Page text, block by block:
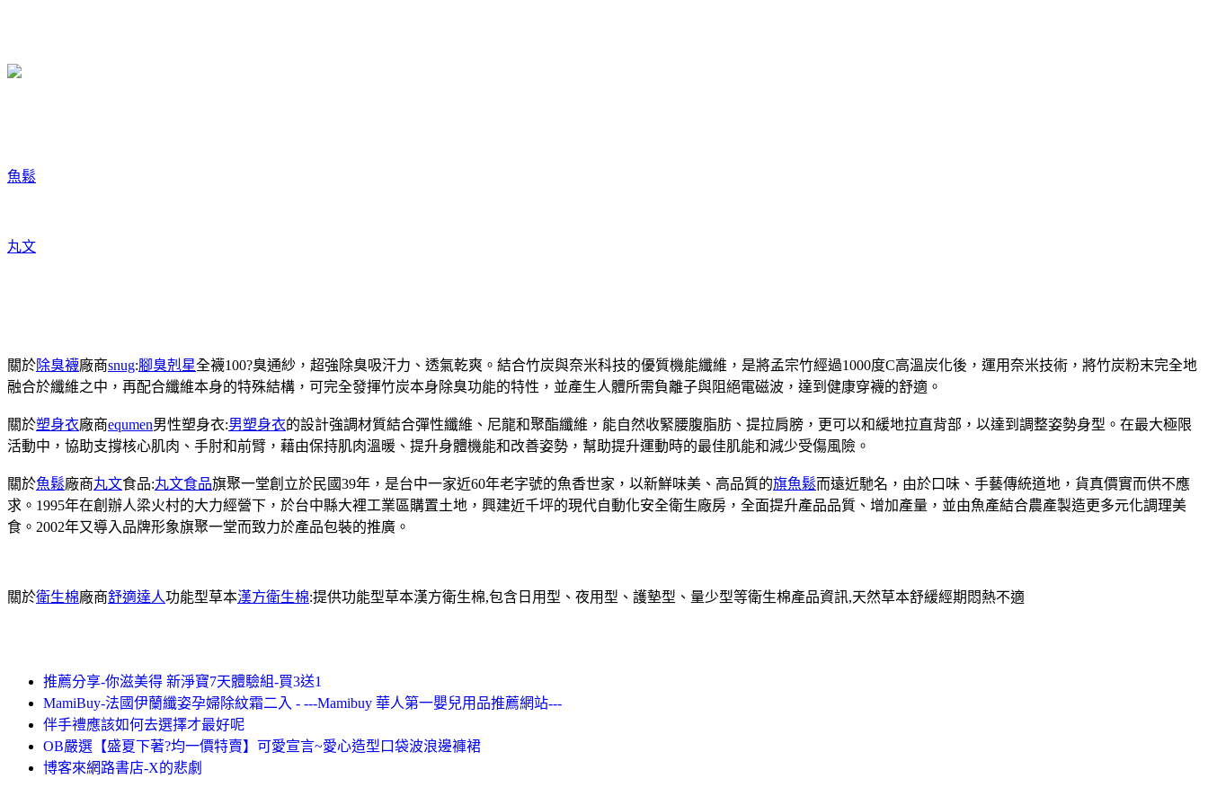
魚鬆
丸文
關於除臭襪廠商snug:腳臭剋星全襪100?臭通紗，超強除臭吸汗力、透氣乾爽。結合竹炭與奈米科技的優質機能纖維，是將孟宗竹經過1000度C高溫炭化後，運用奈米技術，將竹炭粉末完全地
融合於纖維之中，再配合纖維本身的特殊結構，可完全發揮竹炭本身除臭功能的特性，並產生人體所需負離子與阻絕電磁波，達到健康穿襪的舒適。
關於塑身衣廠商equmen男性塑身衣:男塑身衣的設計強調材質結合彈性纖維、尼龍和聚酯纖維，能自然收緊腰腹脂肪、提拉肩膀，更可以和緩地拉直背部，以達到調整姿勢身型。在最大極限
活動中，協助支撐核心肌肉、手肘和前臂，藉由保持肌肉溫暖、提升身體機能和改善姿勢，幫助提升運動時的最佳肌能和減少受傷風險。
關於魚鬆廠商丸文食品:丸文食品旗聚一堂創立於民國39年，是台中一家近60年老字號的魚香世家，以新鮮味美、高品質的旗魚鬆而遠近馳名，由於口味、手藝傳統道地，貨真價實而供不應
求。1995年在創辦人梁火村的大力經營下，於台中縣大裡工業區購置土地，興建近千坪的現代自動化安全衛生廠房，全面提升產品品質、增加產量，並由魚產結合農產製造更多元化調理美
食。2002年又導入品牌形象旗聚一堂而致力於產品包裝的推廣。
關於衛生棉廠商舒適達人功能型草本漢方衛生棉:提供功能型草本漢方衛生棉,包含日用型、夜用型、護墊型、量少型等衛生棉產品資訊,天然草本舒緩經期悶熱不適
推薦分享-你滋美得 新淨寶7天體驗組-買3送1
MamiBuy-法國伊蘭纖姿孕婦除紋霜二入 - ---Mamibuy 華人第一嬰兒用品推薦網站---
伴手禮應該如何去選擇才最好呢
OB嚴選【盛夏下著?均一價特賣】可愛宣言~愛心造型口袋波浪邊褲裙
博客來網路書店-X的悲劇